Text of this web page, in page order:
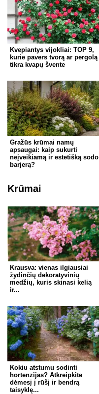
Kvepiantys vijokliai: TOP 9,
kurie pavers tvorą ar pergolą
tikra kvapų švente
Gražūs krūmai namų
apsaugai: kaip sukurti
neįveikiamą ir estetišką sodo
barjerą?
Krūmai
Krausva: vienas ilgiausiai
žydinčių dekoratyvinių
medžių, kuris skinasi kelią
ir...
Kokiu atstumu sodinti
hortenzijas? Atkreipkite
dėmesį į rūšį ir bendrą
taisyklę...